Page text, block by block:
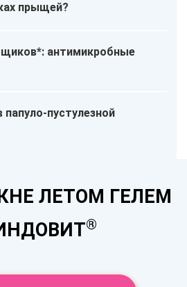
прыщей?
антимикробные
папуло-пустулезной
ЛЕТОМ ГЕЛЕМ
®